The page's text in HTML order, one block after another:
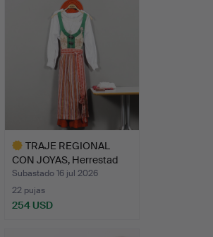
TRAJE REGIONAL
CON JOYAS, Herrestad
Escani…
Subastado 16 jul 2026
22 pujas
254 USD